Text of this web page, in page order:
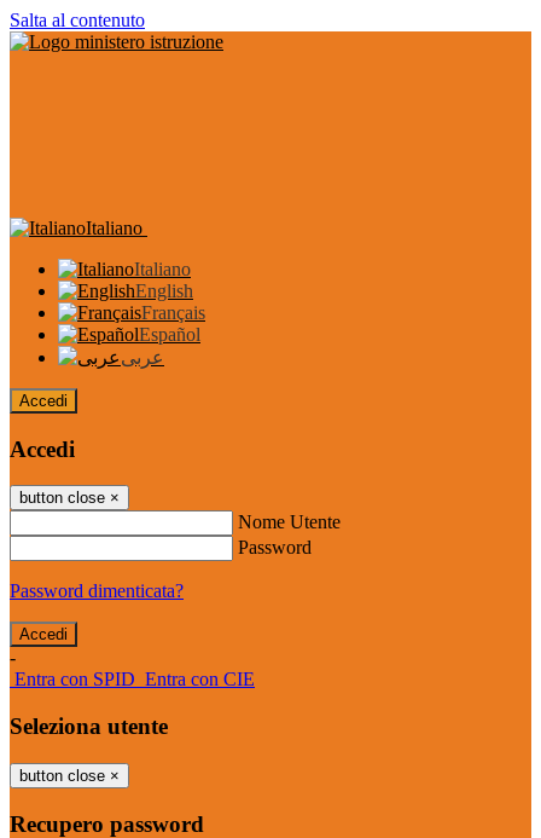
Salta al contenuto
Italiano
Italiano
English
Français
Español
عربى
Accedi
Accedi
button close ×
Nome Utente
Password
Password dimenticata?
-
Entra con SPID Entra con CIE
Seleziona utente
button close ×
Recupero password